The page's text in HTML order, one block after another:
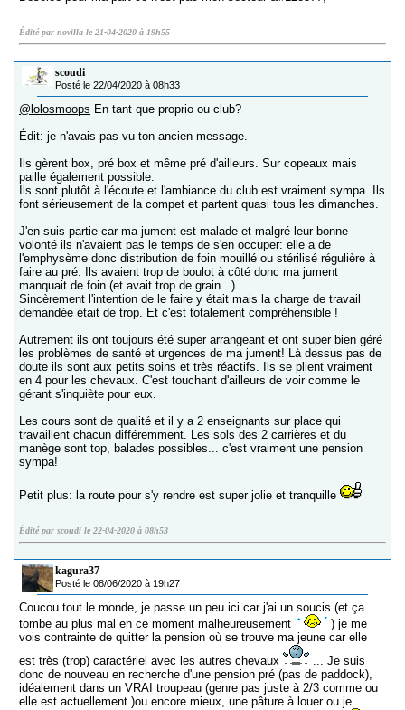
Édité par novilla le 21-04-2020 à 19h55
scoudi
Posté le 22/04/2020 à 08h33
@lolosmoops En tant que proprio ou club?
Édit: je n'avais pas vu ton ancien message.
Ils gèrent box, pré box et même pré d'ailleurs. Sur copeaux mais
paille également possible.
Ils sont plutôt à l'écoute et l'ambiance du club est vraiment sympa. Ils
font sérieusement de la compet et partent quasi tous les dimanches.
J'en suis partie car ma jument est malade et malgré leur bonne
volonté ils n'avaient pas le temps de s'en occuper: elle a de
l'emphysème donc distribution de foin mouillé ou stérilisé régulière à
faire au pré. Ils avaient trop de boulot à côté donc ma jument
manquait de foin (et avait trop de grain...).
Sincèrement l'intention de le faire y était mais la charge de travail
demandée était de trop. Et c'est totalement compréhensible !
Autrement ils ont toujours été super arrangeant et ont super bien géré
les problèmes de santé et urgences de ma jument! Là dessus pas de
doute ils sont aux petits soins et très réactifs. Ils se plient vraiment
en 4 pour les chevaux. C'est touchant d'ailleurs de voir comme le
gérant s'inquiète pour eux.
Les cours sont de qualité et il y a 2 enseignants sur place qui
travaillent chacun différemment. Les sols des 2 carrières et du
manège sont top, balades possibles... c'est vraiment une pension
sympa!
Petit plus: la route pour s'y rendre est super jolie et tranquille
Édité par scoudi le 22-04-2020 à 08h53
kagura37
Posté le 08/06/2020 à 19h27
Coucou tout le monde, je passe un peu ici car j'ai un soucis (et ça
tombe au plus mal en ce moment malheureusement
) je me
vois contrainte de quitter la pension où se trouve ma jeune car elle
est très (trop) caractériel avec les autres chevaux
... Je suis
donc de nouveau en recherche d'une pension pré (pas de paddock),
idéalement dans un VRAI troupeau (genre pas juste à 2/3 comme ou
elle est actuellement )ou encore mieux, une pâture à louer ou je